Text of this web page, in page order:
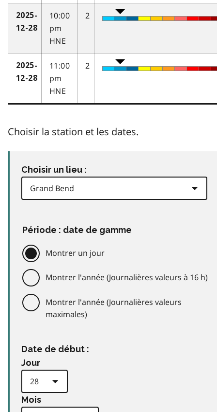
2025-
12-28
10:00
pm
HNE
2
2025-
12-28
11:00
pm
HNE
2
Choisir la station et les dates.
Choisir un lieu :
Période : date de gamme
Montrer un jour
Montrer l'année (Journalières valeurs à 16 h)
Montrer l'année (Journalières valeurs
maximales)
Date de début :
Jour
Mois